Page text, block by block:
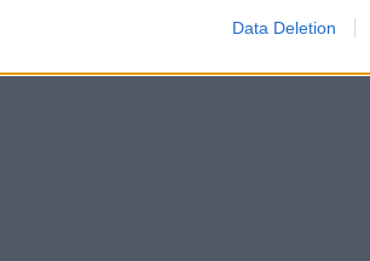
Data Deletion